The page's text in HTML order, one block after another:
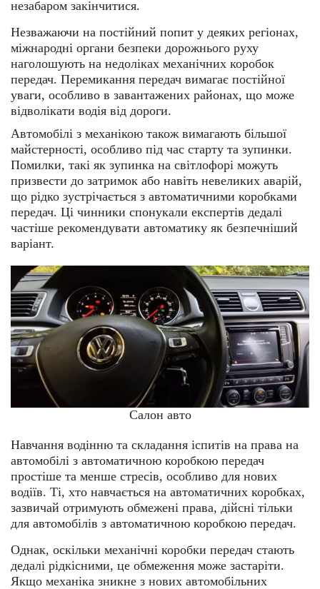
незабаром закінчитися.
Незважаючи на постійний попит у деяких регіонах,
міжнародні органи безпеки дорожнього руху
наголошують на недоліках механічних коробок
передач. Перемикання передач вимагає постійної
уваги, особливо в завантажених районах, що може
відволікати водія від дороги.
Автомобілі з механікою також вимагають більшої
майстерності, особливо під час старту та зупинки.
Помилки, такі як зупинка на світлофорі можуть
призвести до затримок або навіть невеликих аварій,
що рідко зустрічається з автоматичними коробками
передач. Ці чинники спонукали експертів дедалі
частіше рекомендувати автоматику як безпечніший
варіант.
Салон авто
Навчання водінню та складання іспитів на права на
автомобілі з автоматичною коробкою передач
простіше та менше стресів, особливо для нових
водіїв. Ті, хто навчається на автоматичних коробках,
зазвичай отримують обмежені права, дійсні тільки
для автомобілів з автоматичною коробкою передач.
Однак, оскільки механічні коробки передач стають
дедалі рідкісними, це обмеження може застаріти.
Якщо механіка зникне з нових автомобільних